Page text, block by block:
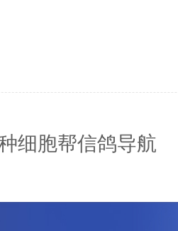
细胞帮信鸽导航